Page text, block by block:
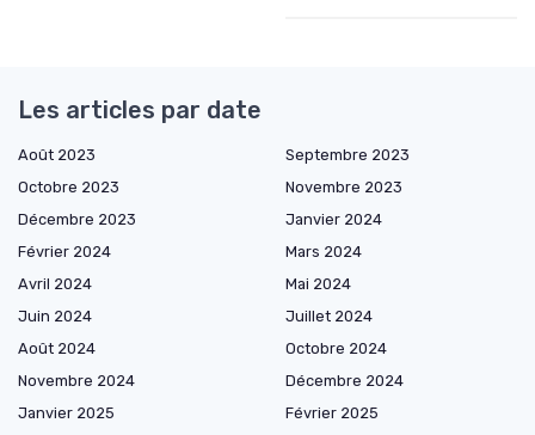
Les articles par date
Août 2023
Septembre 2023
Octobre 2023
Novembre 2023
Décembre 2023
Janvier 2024
Février 2024
Mars 2024
Avril 2024
Mai 2024
Juin 2024
Juillet 2024
Août 2024
Octobre 2024
Novembre 2024
Décembre 2024
Janvier 2025
Février 2025